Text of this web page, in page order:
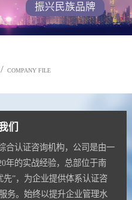
振兴民族品牌
/ COMPANY FILE
们
合认证咨询机构，公司是由一
年的实战经验，总部位于南
”，为企业提供体系认证咨
务。始终以提升企业管理水